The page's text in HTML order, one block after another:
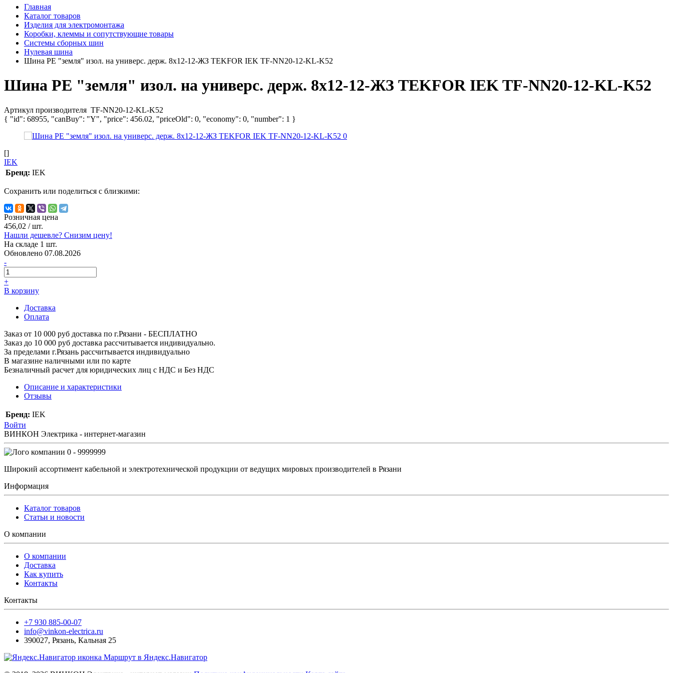
Главная
Каталог товаров
Изделия для электромонтажа
Коробки, клеммы и сопутствующие товары
Системы сборных шин
Нулевая шина
Шина PE "земля" изол. на универс. держ. 8х12-12-ЖЗ TEKFOR IEK TF-NN20-12-KL-K52
Шина PE "земля" изол. на универс. держ. 8х12-12-ЖЗ TEKFOR IEK TF-NN20-12-KL-K52
Артикул производителя TF-NN20-12-KL-K52
{ "id": 68955, "canBuy": "Y", "price": 456.02, "priceOld": 0, "economy": 0, "number": 1 }
[]
IEK
Бренд: IEK
Сохранить или поделиться с близкими:
Розничная цена
456,02 / шт.
Нашли дешевле? Снизим цену!
На складе 1 шт.
Обновлено 07.08.2026
-
+
В корзину
Доставка
Оплата
Заказ от 10 000 руб доставка по г.Рязани - БЕСПЛАТНО
Заказ до 10 000 руб доставка рассчитывается индивидуально.
За пределами г.Рязань рассчитывается индивидуально
В магазине наличными или по карте
Безналичный расчет для юридических лиц с НДС и Без НДС
Описание и характеристики
Отзывы
Бренд: IEK
Войти
ВИНКОН Электрика - интернет-магазин
0 - 9999999
Широкий ассортимент кабельной и электротехнической продукции от ведущих мировых производителей в Рязани
Информация
Каталог товаров
Статьи и новости
О компании
О компании
Доставка
Как купить
Контакты
Контакты
+7 930 885-00-07
info@vinkon-electrica.ru
390027, Рязань, Кальная 25
Маршрут в Яндекс.Навигатор